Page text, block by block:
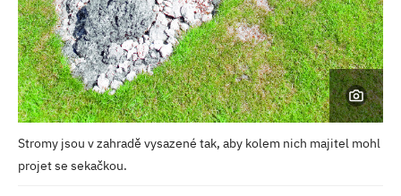
Stromy jsou v zahradě vysazené tak, aby kolem nich majitel mohl
projet se sekačkou.